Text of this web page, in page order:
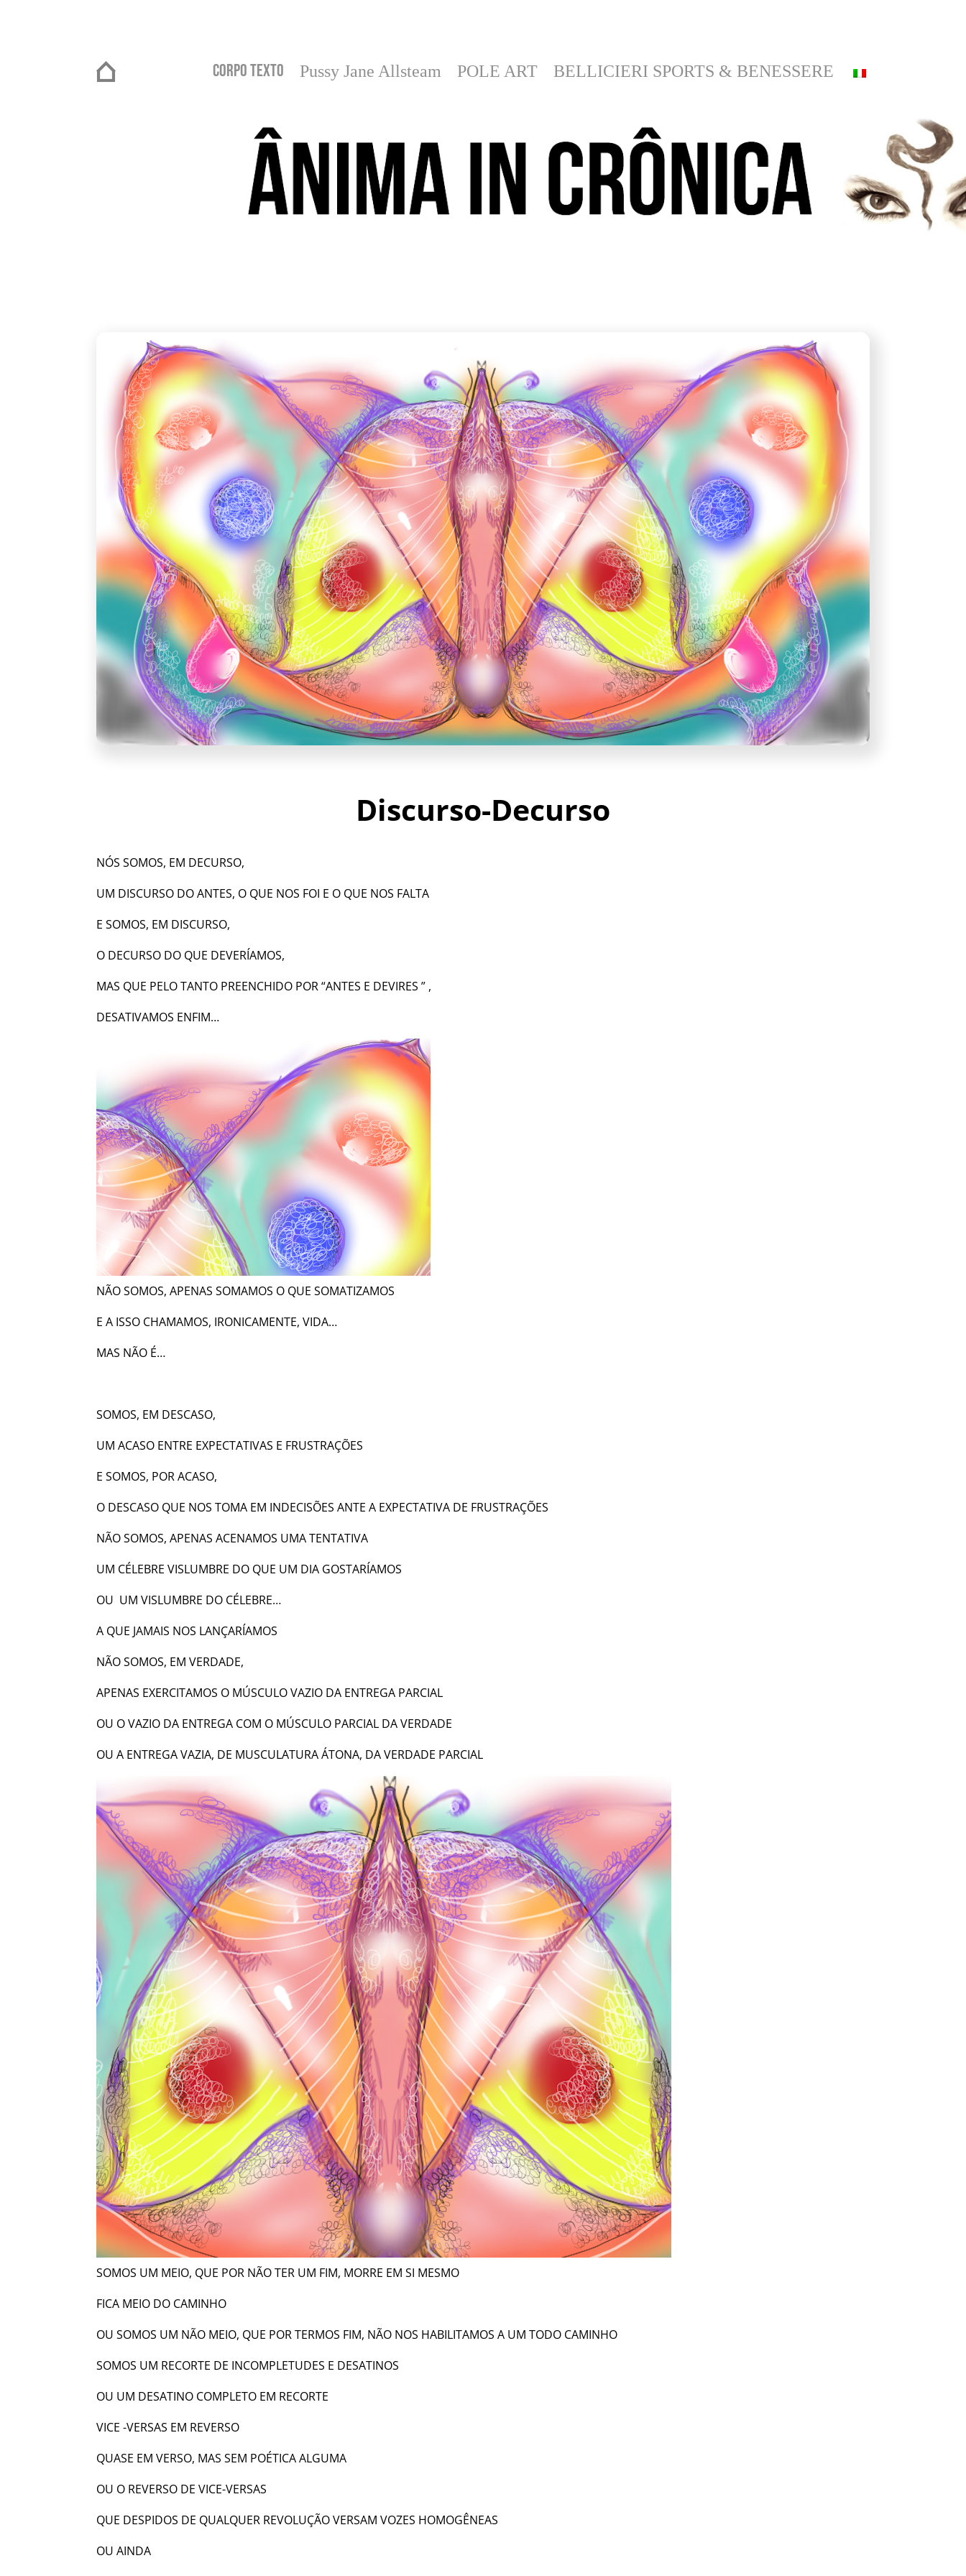
Corpo Texto Pussy Jane Allsteam POLE ART BELLICIERI SPORTS & BENESSERE
Discurso-Decurso
NÓS SOMOS, EM DECURSO,
UM DISCURSO DO ANTES, O QUE NOS FOI E O QUE NOS FALTA
E SOMOS, EM DISCURSO,
O DECURSO DO QUE DEVERÍAMOS,
MAS QUE PELO TANTO PREENCHIDO POR “ANTES E DEVIRES ” ,
DESATIVAMOS ENFIM…
NÃO SOMOS, APENAS SOMAMOS O QUE SOMATIZAMOS
E A ISSO CHAMAMOS, IRONICAMENTE, VIDA…
MAS NÃO É…
SOMOS, EM DESCASO,
UM ACASO ENTRE EXPECTATIVAS E FRUSTRAÇÕES
E SOMOS, POR ACASO,
O DESCASO QUE NOS TOMA EM INDECISÕES ANTE A EXPECTATIVA DE FRUSTRAÇÕES
NÃO SOMOS, APENAS ACENAMOS UMA TENTATIVA
UM CÉLEBRE VISLUMBRE DO QUE UM DIA GOSTARÍAMOS
OU UM VISLUMBRE DO CÉLEBRE…
A QUE JAMAIS NOS LANÇARÍAMOS
NÃO SOMOS, EM VERDADE,
APENAS EXERCITAMOS O MÚSCULO VAZIO DA ENTREGA PARCIAL
OU O VAZIO DA ENTREGA COM O MÚSCULO PARCIAL DA VERDADE
OU A ENTREGA VAZIA, DE MUSCULATURA ÁTONA, DA VERDADE PARCIAL
SOMOS UM MEIO, QUE POR NÃO TER UM FIM, MORRE EM SI MESMO
FICA MEIO DO CAMINHO
OU SOMOS UM NÃO MEIO, QUE POR TERMOS FIM, NÃO NOS HABILITAMOS A UM TODO CAMINHO
SOMOS UM RECORTE DE INCOMPLETUDES E DESATINOS
OU UM DESATINO COMPLETO EM RECORTE
VICE -VERSAS EM REVERSO
QUASE EM VERSO, MAS SEM POÉTICA ALGUMA
OU O REVERSO DE VICE-VERSAS
QUE DESPIDOS DE QUALQUER REVOLUÇÃO VERSAM VOZES HOMOGÊNEAS
OU AINDA